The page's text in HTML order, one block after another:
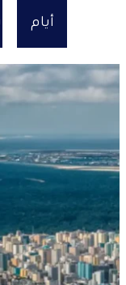
أيام